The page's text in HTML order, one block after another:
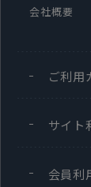
会社概要
ご利用
サイト
会員利